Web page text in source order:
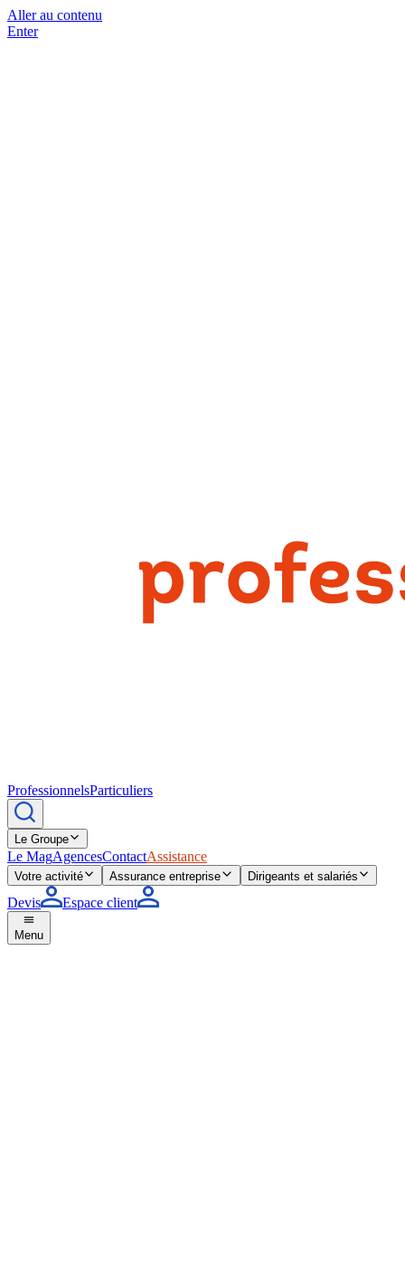
Aller au contenu
Enter
ProfessionnelsParticuliers
Le Groupe
Le MagAgencesContactAssistance
Votre activité Assurance entreprise Dirigeants et salariés
Devis Espace client
Menu